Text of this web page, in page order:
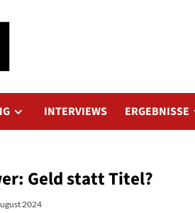
INTERVIEWS ERGEBNISSE
Geld statt Titel?
2024